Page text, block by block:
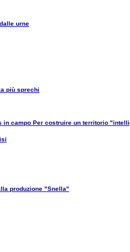
urne
più sprechi
in campo Per costruire un territorio
produzione "Snella"